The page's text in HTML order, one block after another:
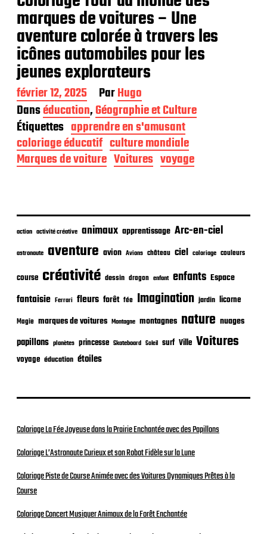
marques de voitures – Une
aventure colorée à travers les
icônes automobiles pour les
jeunes explorateurs
D
a
t
e
d
e
p
i
a
t
i
o
n
février 12, 2025 ParHugo
Danséducation,Géographie et Culture
Étiquettes apprendre en s'amusant
coloriage éducatif culture mondiale
Marques de voiture Voitures voyage
action activité créative animaux apprentissage Arc-en-ciel
astronaute aventure avion Avions château ciel coloriage couleurs
course créativité dessin dragon enfant enfants Espace
fantaisie Ferrari fleurs forêt fée Imagination jardin licorne
Magie marques de voitures Montagne montagnes nature nuages
papillons planètes princesse Skateboard Soleil surf Ville Voitures
voyage éducation étoiles
Coloriage La Fée Joyeuse dans la Prairie Enchantée avec des Papillons
Coloriage L’Astronaute Curieux et son Robot Fidèle sur la Lune
Coloriage Piste de Course Animée avec des Voitures Dynamiques Prêtes à la
Course
Coloriage Concert Musiquer Animaux de la Forêt Enchantée